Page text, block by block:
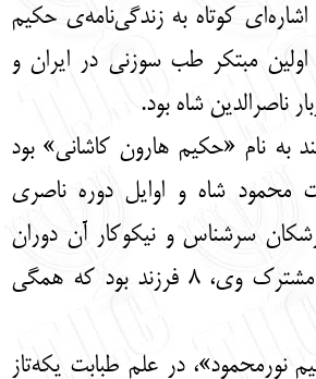
اشاره‌ای کوتاه به زندگی‌نامه‌ی حکیم
اولین مبتکر طب سوزنی در ایران و
ناصرالدین شاه بود.
به نام «حکیم هارون کاشانی» بود
محمود شاه و اوایل دوره ناصری
سرشناس و نیکوکار آن دوران
بود. ثمره‌ی زندگی مشترک وی، 8 فرزند بود که همگی
نورمحمود»، در علم طبابت یکه‌تاز